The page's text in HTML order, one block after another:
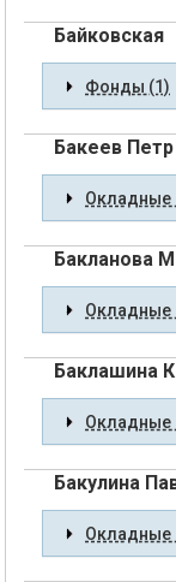
Байковская
Фонды (1)
Бакеев
Окладные
Бакланова
Окладные
Баклашина
Окладные
Бакулина
Окладные